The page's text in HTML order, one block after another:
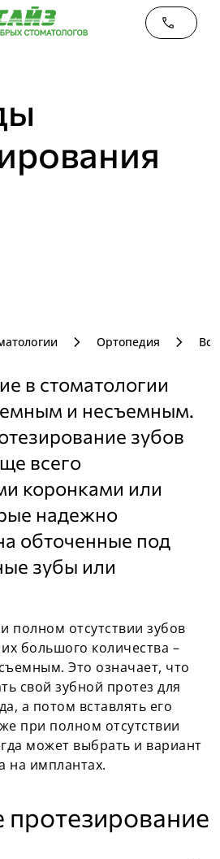
phone
chevron_right Ортопедия chevron_right
в стоматологии
и несъемным.
зубов
всего
коронками или
надежно
обточенные под
зубы или
полном отсутствии зубов
большого количества –
Это означает, что
свой зубной протез для
а потом вставлять его
при полном отсутствии
может выбрать и вариант
на имплантах.